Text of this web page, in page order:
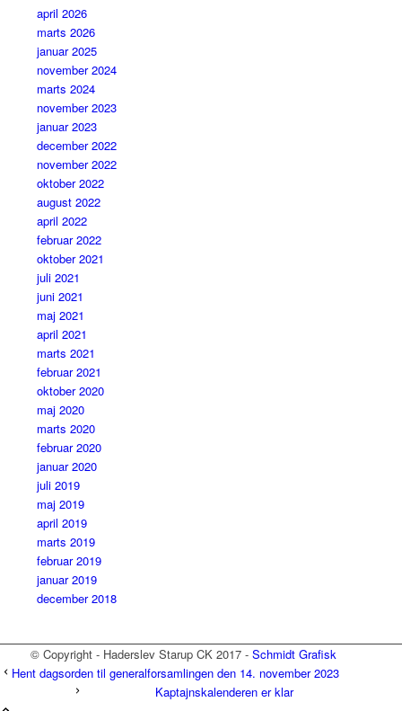
april 2026
marts 2026
januar 2025
november 2024
marts 2024
november 2023
januar 2023
december 2022
november 2022
oktober 2022
august 2022
april 2022
februar 2022
oktober 2021
juli 2021
juni 2021
maj 2021
april 2021
marts 2021
februar 2021
oktober 2020
maj 2020
marts 2020
februar 2020
januar 2020
juli 2019
maj 2019
april 2019
marts 2019
februar 2019
januar 2019
december 2018
© Copyright - Haderslev Starup CK 2017 - Schmidt Grafisk
Hent dagsorden til generalforsamlingen den 14. november 2023
Kaptajnskalenderen er klar